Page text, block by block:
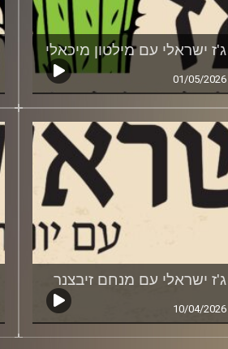
ג'ז ישראלי עם מילטון מיכאלי
01/05/2026
ג'ז ישראלי עם מנחם זיבצנר
10/04/2026